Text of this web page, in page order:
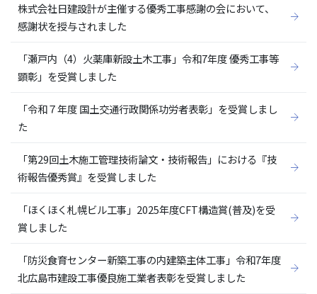
株式会社日建設計が主催する優秀工事感謝の会において、
感謝状を授与されました
「瀬戸内（4）火薬庫新設土木工事」令和7年度 優秀工事等
顕彰」を受賞しました
「令和７年度 国土交通行政関係功労者表彰」を受賞しまし
た
「第29回土木施工管理技術論文・技術報告」における『技
術報告優秀賞』を受賞しました
「ほくほく札幌ビル工事」2025年度CFT構造賞(普及)を受
賞しました
「防災食育センター新築工事の内建築主体工事」令和7年度
北広島市建設工事優良施工業者表彰を受賞しました